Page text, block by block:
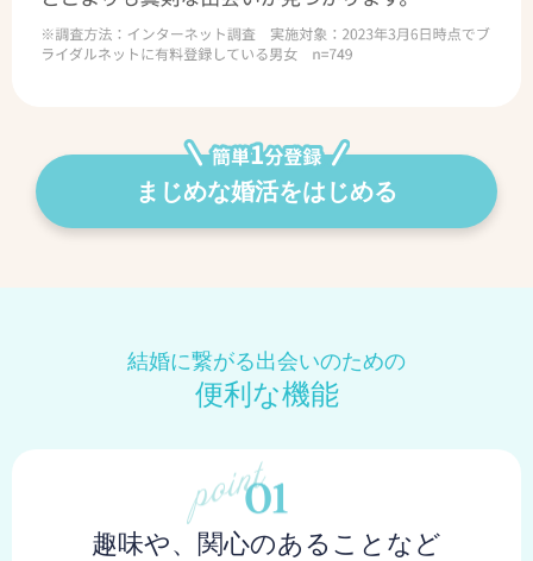
まじめな婚活をはじめる
結婚に繋がる出会いのための
便利な機能
趣味や、関心のあることなど